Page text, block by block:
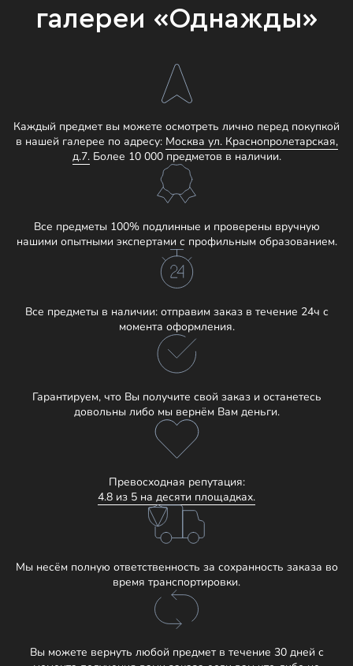
галереи «Однажды»
Каждый предмет вы можете осмотреть лично перед покупкой
в нашей галерее по адресу: Москва ул. Краснопролетарская,
д.7.Более 10 000 предметов в наличии.
Все предметы 100% подлинные и проверены вручную
нашими опытными экспертами с профильным образованием.
Все предметы в наличии: отправим заказ в течение 24ч с
момента оформления.
Гарантируем, что Вы получите свой заказ и останетесь
довольны либо мы вернём Вам деньги.
Превосходная репутация:
4.8 из 5 на десяти площадках.
Мы несём полную ответственность за сохранность заказа во
время транспортировки.
Вы можете вернуть любой предмет в течение 30 дней с